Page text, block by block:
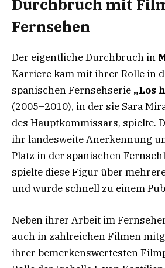
Durchbruch mit
Fernsehen
Der eigentliche Durchbruch in
Karriere kam mit ihrer Rolle in
spanischen Fernsehserie „Los
(2005–2010), in der sie Sara
des Hauptkommissars, spielte.
ihr landesweite Anerkennung
Platz in der spanischen
spielte diese Figur über
und wurde schnell zu einem
Neben ihrer Arbeit im
auch in zahlreichen Filmen
ihrer bemerkenswertesten